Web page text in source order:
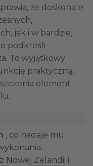
że doskonale
jak i w bardziej
podkreśli
To wyjątkowy
praktyczną,
element
, co nadaje mu
Nowej Zelandii i